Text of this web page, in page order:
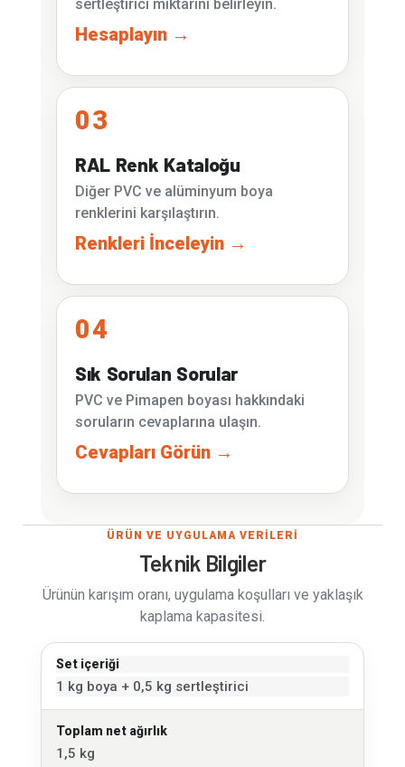
sertleştirici miktarını belirleyin.
Hesaplayın →
03
RAL Renk Kataloğu
Diğer PVC ve alüminyum boya
renklerini karşılaştırın.
Renkleri İnceleyin →
04
Sık Sorulan Sorular
PVC ve Pimapen boyası hakkındaki
soruların cevaplarına ulaşın.
Cevapları Görün →
ÜRÜN VE UYGULAMA VERİLERİ
Teknik Bilgiler
Ürünün karışım oranı, uygulama koşulları ve yaklaşık
kaplama kapasitesi.
Set içeriği
1 kg boya + 0,5 kg sertleştirici
Toplam net ağırlık
1,5 kg